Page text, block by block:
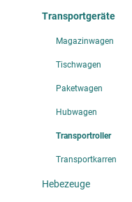
Transportgeräte
Magazinwagen
Tischwagen
Paketwagen
Hubwagen
Transportroller
Transportkarren
Hebezeuge